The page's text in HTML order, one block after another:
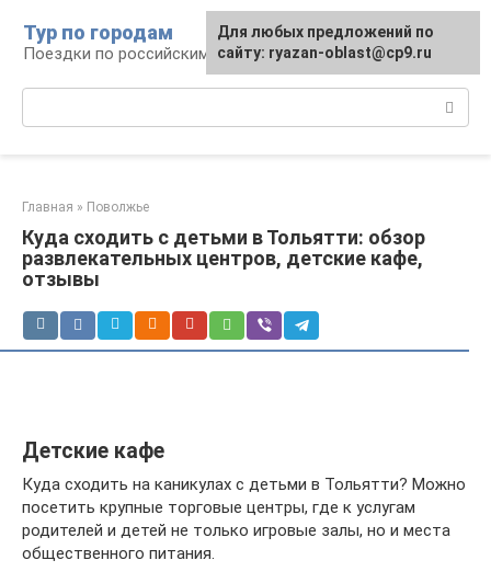
контенту
Тур по городам
Поездки по российским городам
Главная » Поволжье
Куда сходить с детьми в Тольятти: обзор
развлекательных центров, детские кафе,
отзывы
Детские кафе
Куда сходить на каникулах с детьми в Тольятти? Можно
посетить крупные торговые центры, где к услугам
родителей и детей не только игровые залы, но и места
общественного питания.
Для любых предложений по
сайту: ryazan-oblast@cp9.ru